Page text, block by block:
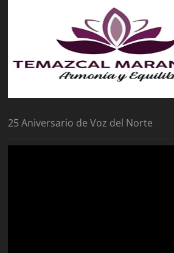
25 Aniversario de Voz del Norte